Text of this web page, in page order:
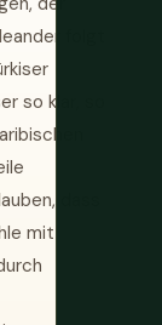
folgt
so klar, so
dass
mit